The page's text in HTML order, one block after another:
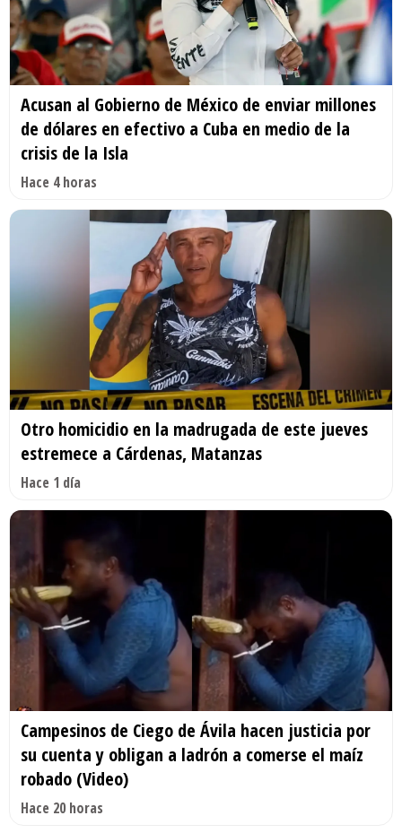
Acusan al Gobierno de México de enviar millones
de dólares en efectivo a Cuba en medio de la
crisis de la Isla
Hace 4 horas
Otro homicidio en la madrugada de este jueves
estremece a Cárdenas, Matanzas
Hace 1 día
Campesinos de Ciego de Ávila hacen justicia por
su cuenta y obligan a ladrón a comerse el maíz
robado (Video)
Hace 20 horas